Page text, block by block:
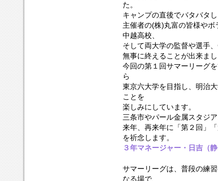
た。
キャンプの直後でバタバタ
主催者の(株)丸富の皆様や
中越高校、
そして両大学の監督や選手
無事に終えることが出来ま
今回の第１回サマーリーグ
ら
東京六大学を目指し、明治
ことを
楽しみにしています。
三条市やパール金属スタジ
来年、再来年に「第２回」
を祈念します。
３年マネージャー・日吉（
サマーリーグは、普段の練
なる場で、